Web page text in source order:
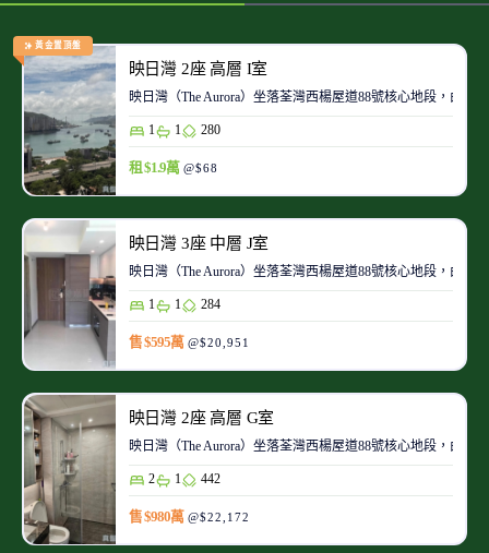
黃金置頂盤
映日灣 2座 高層 I室
映日灣（The Aurora）坐落荃灣西楊屋道88號核心地段，由
1 1 280
租 $1.9萬 @$68
映日灣 3座 中層 J室
映日灣（The Aurora）坐落荃灣西楊屋道88號核心地段，由
1 1 284
售 $595萬 @$20,951
映日灣 2座 高層 G室
映日灣（The Aurora）坐落荃灣西楊屋道88號核心地段，由
2 1 442
售 $980萬 @$22,172